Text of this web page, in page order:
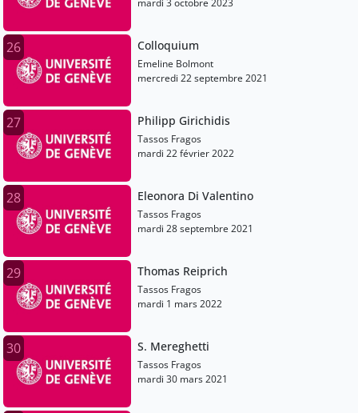
mardi 3 octobre 2023
26 Colloquium
Emeline Bolmont
mercredi 22 septembre 2021
27 Philipp Girichidis
Tassos Fragos
mardi 22 février 2022
28 Eleonora Di Valentino
Tassos Fragos
mardi 28 septembre 2021
29 Thomas Reiprich
Tassos Fragos
mardi 1 mars 2022
30 S. Mereghetti
Tassos Fragos
mardi 30 mars 2021